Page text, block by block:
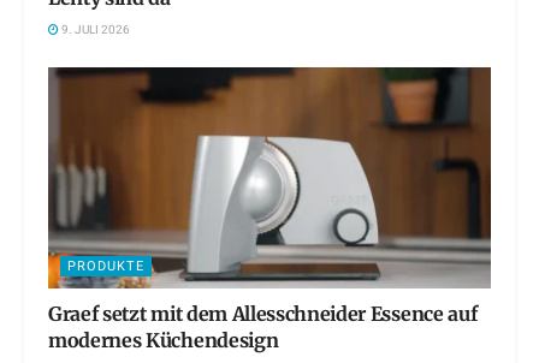
9. JULI 2026
PRODUKTE
Graef setzt mit dem Allesschneider Essence auf
modernes Küchendesign